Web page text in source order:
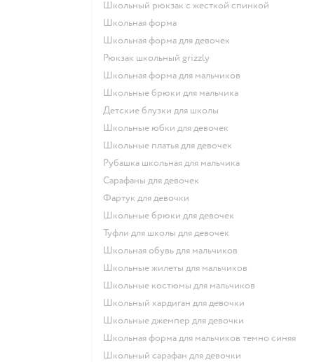
Школьный рюкзак с жесткой спинкой
Школьная форма
Школьная форма для девочек
Рюкзак школьный grizzly
Школьная форма для мальчиков
Школьные брюки для мальчика
Детские блузки для школы
Школьные юбки для девочек
Школьные платья для девочек
Рубашка школьная для мальчика
Сарафаны для девочек
Фартук для девочки
Школьные брюки для девочек
Туфли для школы для девочек
Школьная обувь для мальчиков
Школьные жилеты для мальчиков
Школьные костюмы для мальчиков
Школьный кардиган для девочки
Школьные джемпер для девочки
Школьная форма для мальчиков темно синяя
Школьный сарафан для девочки